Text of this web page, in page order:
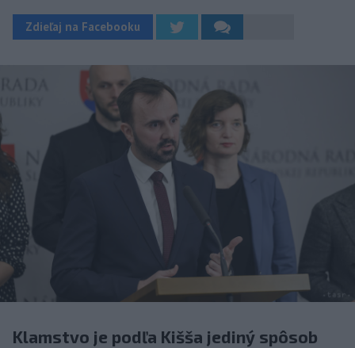
Zdieľaj na Facebooku
Klamstvo je podľa Kišša jediný spôsob